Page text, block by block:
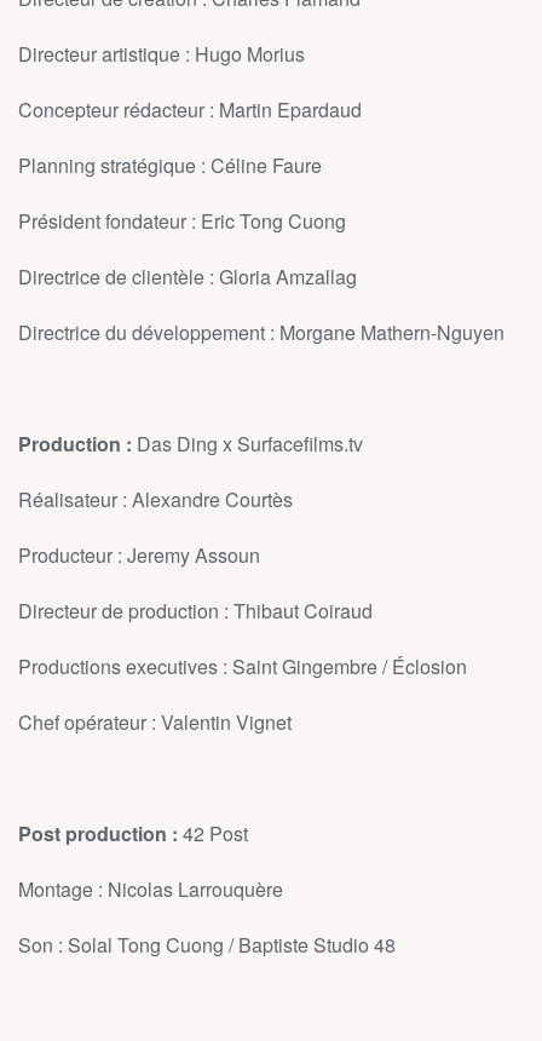
Directeur artistique : Hugo Morius
Concepteur rédacteur : Martin Epardaud
Planning stratégique : Céline Faure
Président fondateur : Eric Tong Cuong
Directrice de clientèle : Gloria Amzallag
Directrice du développement : Morgane Mathern-Nguyen
Production : Das Ding x Surfacefilms.tv
Réalisateur : Alexandre Courtès
Producteur : Jeremy Assoun
Directeur de production : Thibaut Coiraud
Productions executives : Saint Gingembre / Éclosion
Chef opérateur : Valentin Vignet
Post production : 42 Post
Montage : Nicolas Larrouquère
Son : Solal Tong Cuong / Baptiste Studio 48